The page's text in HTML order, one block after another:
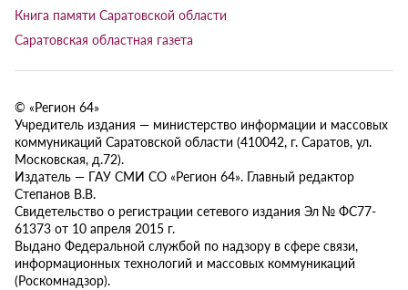
Книга памяти Саратовской области
Саратовская областная газета
© «Регион 64»
Учредитель издания — министерство информации и массовых
коммуникаций Саратовской области (410042, г. Саратов, ул.
Московская, д.72).
Издатель — ГАУ СМИ СО «Регион 64». Главный редактор
Степанов В.В.
Свидетельство о регистрации сетевого издания Эл № ФС77-
61373 от 10 апреля 2015 г.
Выдано Федеральной службой по надзору в сфере связи,
информационных технологий и массовых коммуникаций
(Роскомнадзор).